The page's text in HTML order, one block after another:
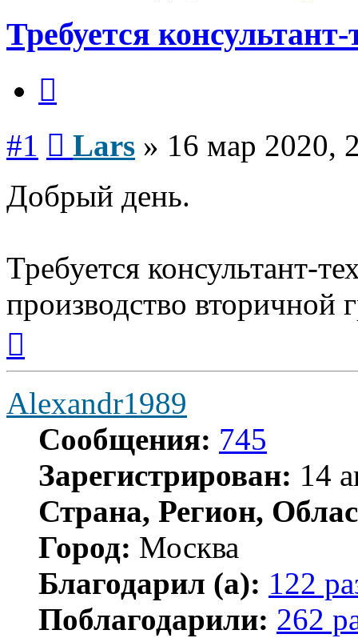
Требуется консультант-
#1 Lars » 16 мар 2020,
Добрый день.
Требуется консультант-
производство
началу
Alexandr1989
Сообщения: 745
Зарегистрирован: 14
Страна, Регион,
Город: Москва
Благодарил (а): 122
Поблагодарили: 262